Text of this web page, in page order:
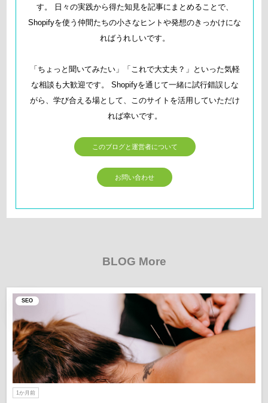
す。 日々の実践から得た知見を記事にまとめることで、
Shopifyを使う仲間たちの小さなヒントや発想のきっかけにな
ればうれしいです。
「ちょっと聞いてみたい」「これで大丈夫？」といった気軽
な相談も大歓迎です。 Shopifyを通じて一緒に試行錯誤しな
がら、学び合える場として、このサイトを活用していただけ
れば幸いです。
このブログと運営者について
お問い合わせ
BLOG More
SEO
1か月前